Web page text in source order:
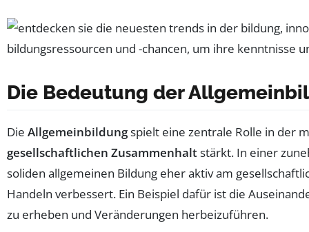
Die Bedeutung der
Die Allgemeinbildungspielt eine zentrale Rolle in der
gesellschaftlichen Zusammenhaltstärkt. In einer
soliden allgemeinen Bildung eher aktiv am
Handeln verbessert. Ein Beispiel dafür ist die
zu erheben und Veränderungen herbeizuführen.